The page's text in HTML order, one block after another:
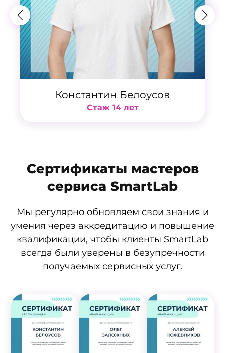
Константин Белоусов
Стаж 14 лет
Сертификаты мастеров
сервиса SmartLab
Мы регулярно обновляем свои знания и
умения через аккредитацию и повышение
квалификации, чтобы клиенты SmartLab
всегда были уверены в безупречности
получаемых сервисных услуг.